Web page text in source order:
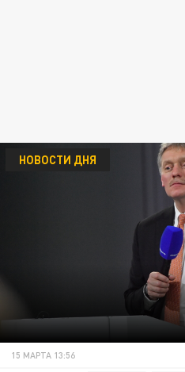
НОВОСТИ ДНЯ
15 МАРТА 13:56